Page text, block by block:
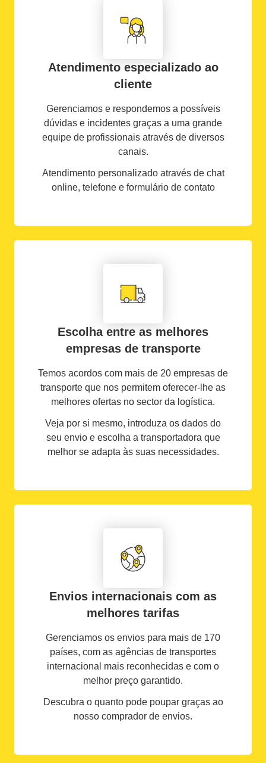
Atendimento especializado ao
cliente
Gerenciamos e respondemos a possíveis
dúvidas e incidentes graças a uma grande
equipe de profissionais através de diversos
canais.
Atendimento personalizado através de chat
online, telefone e formulário de contato
Escolha entre as melhores
empresas de transporte
Temos acordos com mais de 20 empresas de
transporte que nos permitem oferecer-lhe as
melhores ofertas no sector da logística.
Veja por si mesmo, introduza os dados do
seu envio e escolha a transportadora que
melhor se adapta às suas necessidades.
Envios internacionais com as
melhores tarifas
Gerenciamos os envios para mais de 170
países, com as agências de transportes
internacional mais reconhecidas e com o
melhor preço garantido.
Descubra o quanto pode poupar graças ao
nosso comprador de envios.